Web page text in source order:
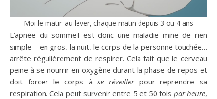
Moi le matin au lever, chaque matin depuis 3 ou 4 ans
L’apnée du sommeil est donc une maladie mine de rien
simple – en gros, la nuit, le corps de la personne touchée…
arrête régulièrement de respirer. Cela fait que le cerveau
peine à se nourrir en oxygène durant la phase de repos et
doit forcer le corps àse réveillerpour reprendre sa
respiration. Cela peut survenir entre 5 et 50 fois par heure,